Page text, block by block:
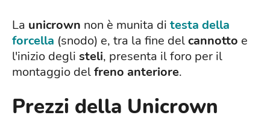
La unicrown non è munita di testa della
forcella (snodo) e, tra la fine delcannotto e
l'inizio degli steli, presenta il foro per il
montaggio delfreno anteriore.
Prezzi della Unicrown